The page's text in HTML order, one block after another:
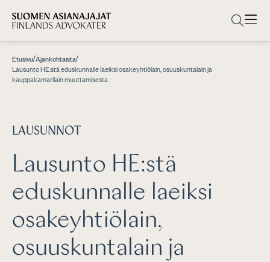
Etusivu/Ajankohtaista/
Lausunto HE:stä eduskunnalle laeiksi osakeyhtiölain, osuuskuntalain ja
kauppakamarilain muuttamisesta
LAUSUNNOT
Lausunto HE:stä
eduskunnalle laeiksi
osakeyhtiölain,
osuuskuntalain ja